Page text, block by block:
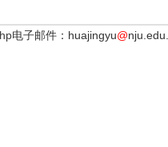
电子邮件：huajingyu@